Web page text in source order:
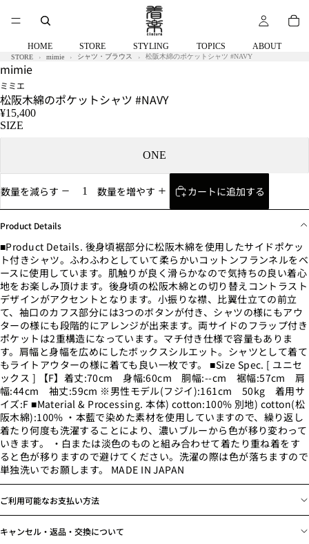
HOME STORE STYLING TOPICS ABOUT
STORE mimie シャツ・ブラウス 松阪木綿のポケットシャツ #NAVY
mimie
ミミエ
松阪木綿のポケットシャツ #NAVY
¥15,400
SIZE
ONE
数量を減らす 数量を増やす カートに追加する
Product Details
■Product Details. 後身頃裾部分に松阪木綿を使用したサイドポケッ
ト付きシャツ。ふわふわとしていて柔らかいコットンフランネルをベ
ースに使用しています。肌触りが良く滑らかなので気持ちの良い着心
地をお楽しみ頂けます。後身頃の松阪木綿との切り替えコントラスト
デザインがアクセントとなります。小振りな襟、比翼仕立ての前立
て、袖口のカフス部分には3つのボタンが付き、シャツの様にもアウ
ターの様にも段階的にアレンジが出来ます。両サイドのフラップ付き
ポケットは2重構造になっています。マチ付き仕様で容量もありま
す。肩幅と身幅を広めにしたボックスシルエット。シャツとして着て
もライトアウターの様に着ても良い一枚です。 ■Size Spec. [ ユニセ
ックス ] 【F】着丈:70cm 身幅:60cm 胴幅:--cm 裾幅:57cm 肩
幅:44cm 袖丈:59cm ※男性モデル(フジイ):161cm 50kg 着用サ
イズ:F ■Material & Processing. 本体) cotton:100% 別地) cotton(松
阪木綿):100% ・本藍で染めた素材を使用していますので、繰り返し
着たり何度も洗濯することにより、濃いブルーから色が移り変わって
いきます。 ・白または淡色のものと組み合わせて着たり重ね着をす
ると色が移りますので避けてください。洗濯の際は色が落ちますので
単独洗いでお願します。 MADE IN JAPAN
ご利用可能なお支払い方法
キャンセル・返品・交換について